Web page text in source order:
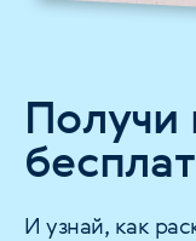
Получи
И узнай, как